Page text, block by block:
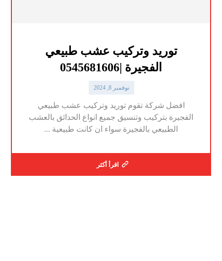
توريد وتركيب عشب طبيعي
الفجيرة |0545681606
نوفمبر 8, 2024
افضل شركة تقوم توريد وتركيب عشب طبيعي
الفجيرة بتركيب وتنسيق جميع انواع الحدائق بالعشب
الطبيعي بالفجيرة سواء ان كانت طبيعية ...
اقرأ أكثر